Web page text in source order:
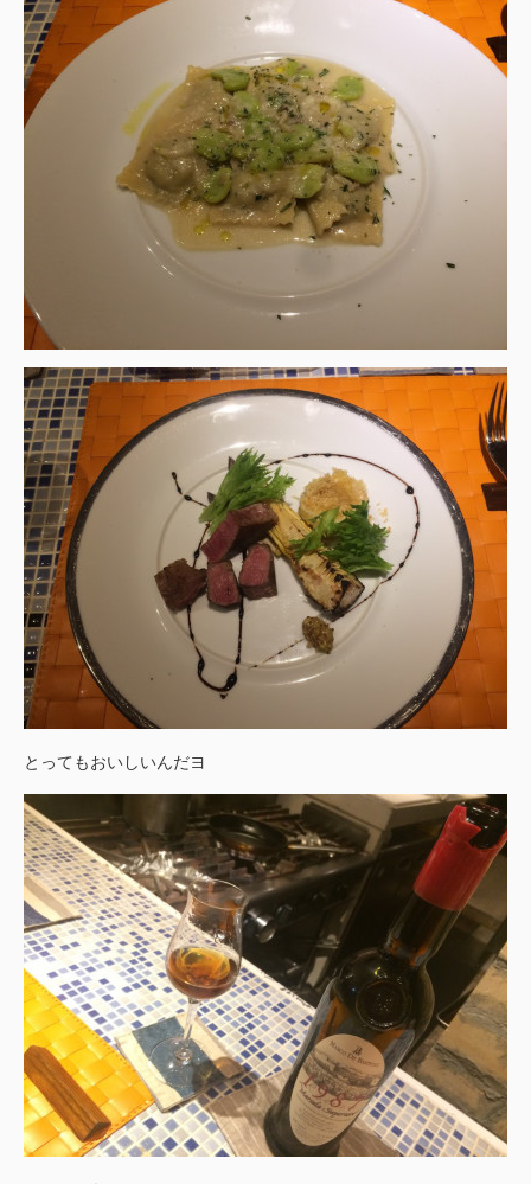
とってもおいしいんだヨ